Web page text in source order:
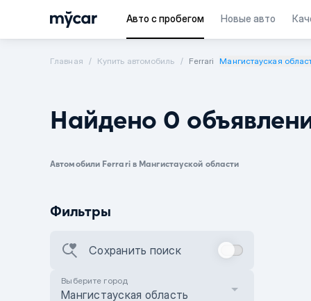
Авто с пробегом Новые авто
Главная Купить автомобиль Ferrari Мангистауская
Найдено 0
Автомобили Ferrari в Мангистауской области
Фильтры
Сохранить поиск
Выберите город
Мангистауская область